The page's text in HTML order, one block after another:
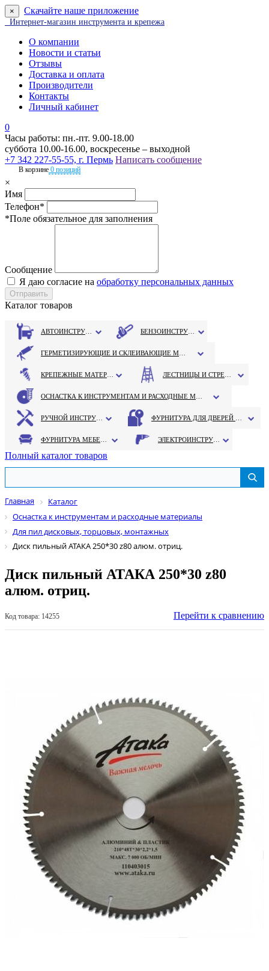
× Скачайте наше приложение
Интернет-магазин инструмента и крепежа
О компании
Новости и статьи
Отзывы
Доставка и оплата
Производители
Контакты
Личный кабинет
0
Часы работы: пн.-пт. 9.00-18.00
суббота 10.00-16.00, воскресенье – выходной
+7 342 227-55-55, г. Пермь Написать сообщение
В корзине 0 позиций
×
Имя
Телефон*
*Поле обязательное для заполнения
Сообщение
Я даю согласие на обработку персональных данных
Каталог товаров
Полный каталог товаров
Главная
Каталог
Оснастка к инструментам и расходные материалы
Для пил дисковых, торцовых, монтажных
Диск пильный АТАКА 250*30 z80 алюм. отриц.
Диск пильный АТАКА 250*30 z80
алюм. отриц.
Код товара: 14255 Перейти к сравнению